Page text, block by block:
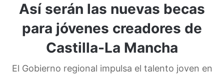
Así serán las nuevas becas
para jóvenes creadores de
Castilla-La Mancha
El Gobierno regional impulsa el talento joven en